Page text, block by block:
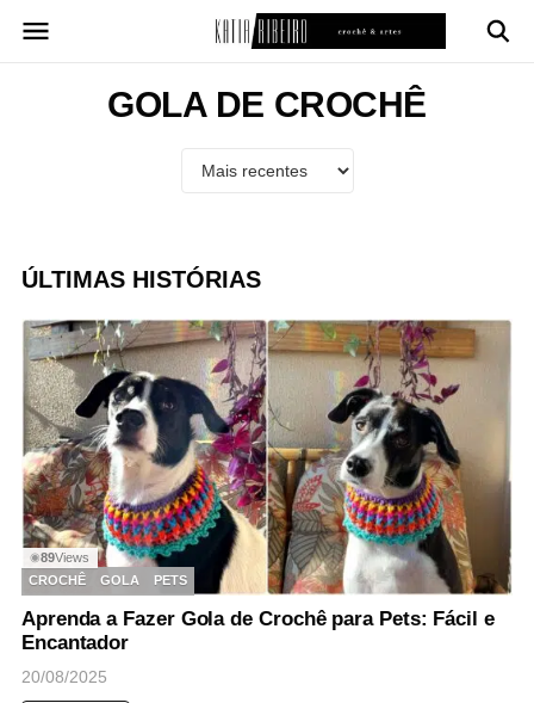
para
GOLA DE CROCHÊ
ÚLTIMAS HISTÓRIAS
◉89Views
CROCHÊ
GOLA PETS
Aprenda a Fazer Gola de Crochê para Pets: Fácil e
Encantador
20/08/2025